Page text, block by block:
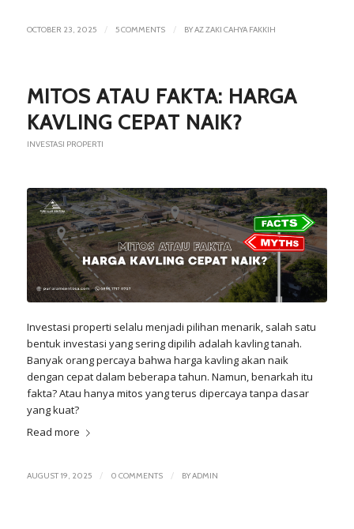
OCTOBER 23, 2025 / 5 COMMENTS / BYAZ ZAKI CAHYA FAKKIH
MITOS ATAU FAKTA: HARGA
KAVLING CEPAT NAIK?
INVESTASI PROPERTI
Investasi properti selalu menjadi pilihan menarik, salah satu
bentuk investasi yang sering dipilih adalah kavling tanah.
Banyak orang percaya bahwa harga kavlingakan naik
dengan cepat dalam beberapa tahun. Namun, benarkah itu
fakta? Atau hanya mitos yang terus dipercaya tanpa dasar
yang kuat?
Read more
AUGUST 19, 2025 / 0 COMMENTS / BYADMIN